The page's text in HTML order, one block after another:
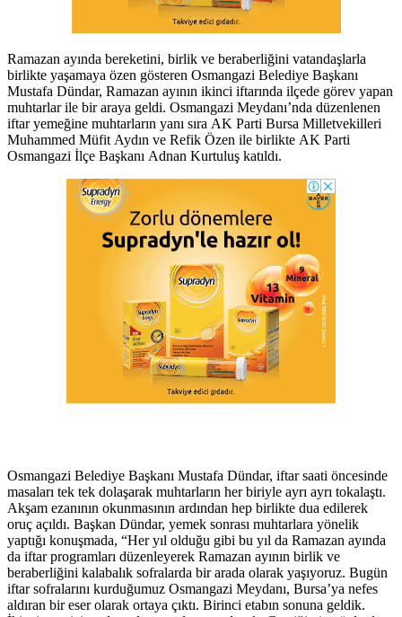
Ramazan ayında bereketini, birlik ve beraberliğini vatandaşlarla
birlikte yaşamaya özen gösteren Osmangazi Belediye Başkanı
Mustafa Dündar, Ramazan ayının ikinci iftarında ilçede görev yapan
muhtarlar ile bir araya geldi. Osmangazi Meydanı’nda düzenlenen
iftar yemeğine muhtarların yanı sıra AK Parti Bursa Milletvekilleri
Muhammed Müfit Aydın ve Refik Özen ile birlikte AK Parti
Osmangazi İlçe Başkanı Adnan Kurtuluş katıldı.
Osmangazi Belediye Başkanı Mustafa Dündar, iftar saati öncesinde
masaları tek tek dolaşarak muhtarların her biriyle ayrı ayrı tokalaştı.
Akşam ezanının okunmasının ardından hep birlikte dua edilerek
oruç açıldı. Başkan Dündar, yemek sonrası muhtarlara yönelik
yaptığı konuşmada, “Her yıl olduğu gibi bu yıl da Ramazan ayında
da iftar programları düzenleyerek Ramazan ayının birlik ve
beraberliğini kalabalık sofralarda bir arada olarak yaşıyoruz. Bugün
iftar sofralarını kurduğumuz Osmangazi Meydanı, Bursa’ya nefes
aldıran bir eser olarak ortaya çıktı. Birinci etabın sonuna geldik.